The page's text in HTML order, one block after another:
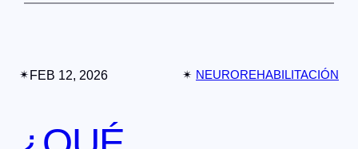
✴︎ FEB 12, 2026 ✴︎ NEUROREHABILITACIÓN